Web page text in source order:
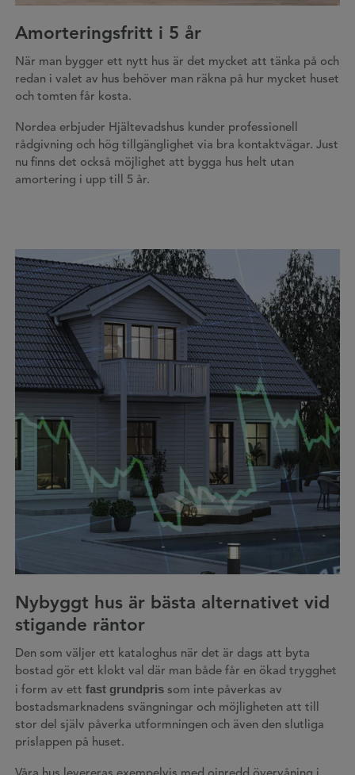
Amorteringsfritt i 5 år
När man bygger ett nytt hus är det mycket att tänka på och
redan i valet av hus behöver man räkna på hur mycket huset
och tomten får kosta.
Nordea erbjuder Hjältevadshus kunder professionell
rådgivning och hög tillgänglighet via bra kontaktvägar. Just
nu finns det också möjlighet att bygga hus helt utan
amortering i upp till 5 år.
Nybyggt hus är bästa alternativet vid
stigande räntor
Den som väljer ett kataloghus när det är dags att byta
bostad gör ett klokt val där man både får en ökad trygghet
i form av ett fast grundprissom inte påverkas av
bostadsmarknadens svängningar och möjligheten att till
stor del själv påverka utformningen och även den slutliga
prislappen på huset.